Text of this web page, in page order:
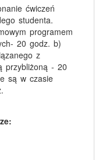
ćwiczeń
studenta.
programem
20 godz. b)
z
przybliżoną - 20
są w czasie